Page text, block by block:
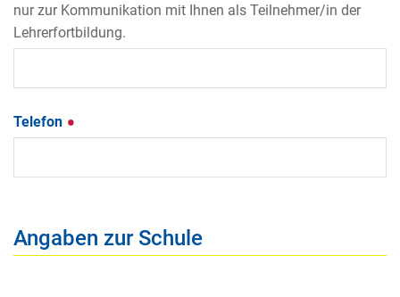
nur zur Kommunikation mit Ihnen als Teilnehmer/in der
Lehrerfortbildung.
Telefon
Angaben zur Schule